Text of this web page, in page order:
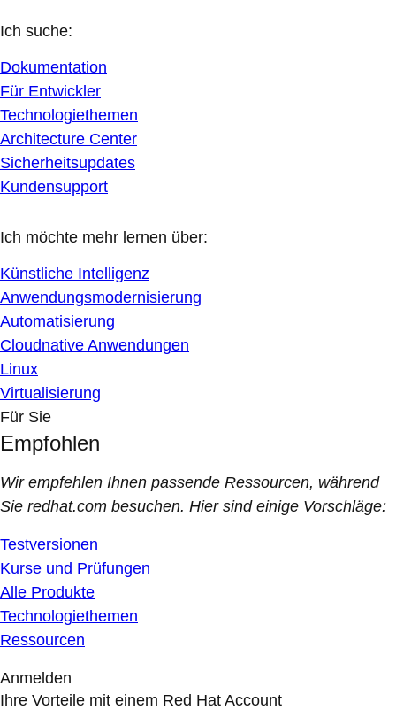
Ich suche:
Dokumentation
Für Entwickler
Technologiethemen
Architecture Center
Sicherheitsupdates
Kundensupport
Ich möchte mehr lernen über:
Künstliche Intelligenz
Anwendungsmodernisierung
Automatisierung
Cloudnative Anwendungen
Linux
Virtualisierung
Für Sie
Empfohlen
Wir empfehlen Ihnen passende Ressourcen, während
Sie redhat.com besuchen. Hier sind einige Vorschläge:
Testversionen
Kurse und Prüfungen
Alle Produkte
Technologiethemen
Ressourcen
Anmelden
Ihre Vorteile mit einem Red Hat Account